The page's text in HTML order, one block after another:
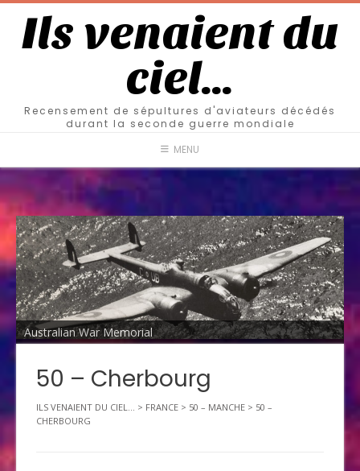
Ils venaient du
ciel…
Recensement de sépultures d'aviateurs décédés
durant la seconde guerre mondiale
MENU
Australian War Memorial
50 – Cherbourg
ILS VENAIENT DU CIEL... > FRANCE > 50 – MANCHE > 50 –
CHERBOURG